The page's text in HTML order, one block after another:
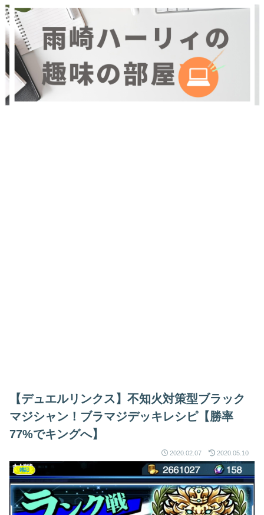
【デュエルリンクス】不知火対策型ブラック
マジシャン！ブラマジデッキレシピ【勝率
77%でキングへ】
2020.02.07 2020.05.10
雑記